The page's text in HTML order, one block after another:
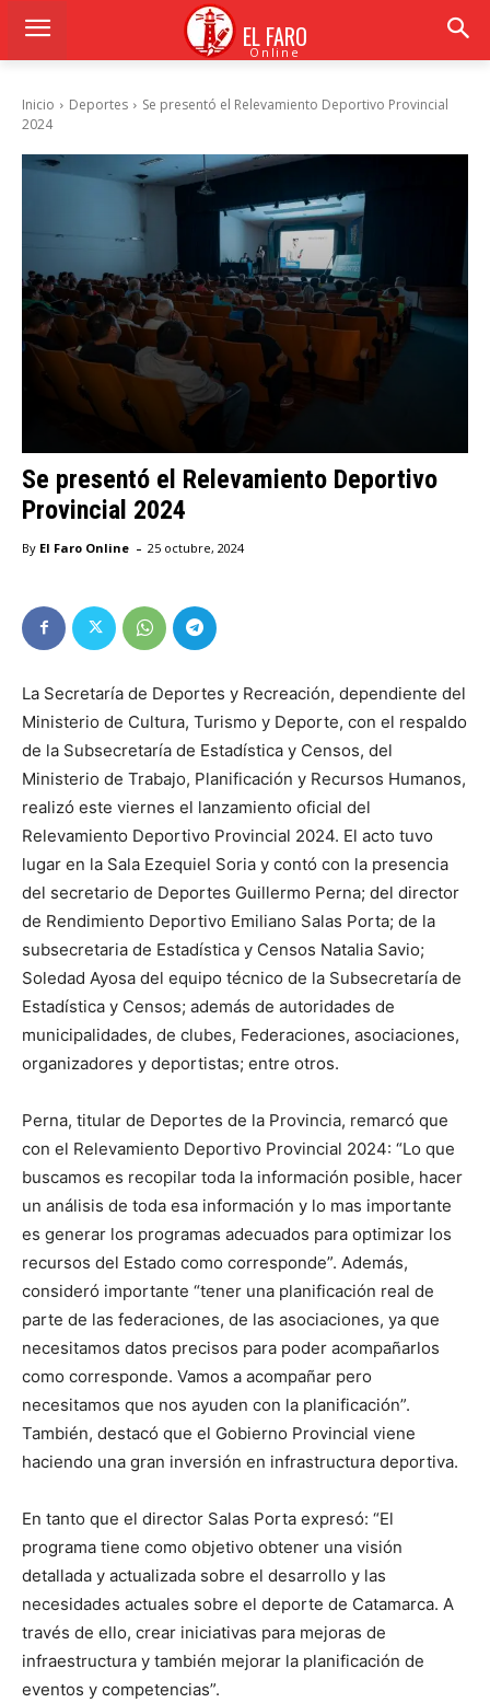
EL FARO
Online
Inicio Deportes
Se presentó el Relevamiento Deportivo Provincial
2024
Se presentó el Relevamiento Deportivo
Provincial 2024
By El Faro Online - 25 octubre, 2024
La Secretaría de Deportes y Recreación, dependiente del
Ministerio de Cultura, Turismo y Deporte, con el respaldo
de la Subsecretaría de Estadística y Censos, del
Ministerio de Trabajo, Planificación y Recursos Humanos,
realizó este viernes el lanzamiento oficial del
Relevamiento Deportivo Provincial 2024. El acto tuvo
lugar en la Sala Ezequiel Soria y contó con la presencia
del secretario de Deportes Guillermo Perna; del director
de Rendimiento Deportivo Emiliano Salas Porta; de la
subsecretaria de Estadística y Censos Natalia Savio;
Soledad Ayosa del equipo técnico de la Subsecretaría de
Estadística y Censos; además de autoridades de
municipalidades, de clubes, Federaciones, asociaciones,
organizadores y deportistas; entre otros.
Perna, titular de Deportes de la Provincia, remarcó que
con el Relevamiento Deportivo Provincial 2024: “Lo que
buscamos es recopilar toda la información posible, hacer
un análisis de toda esa información y lo mas importante
es generar los programas adecuados para optimizar los
recursos del Estado como corresponde”. Además,
consideró importante “tener una planificación real de
parte de las federaciones, de las asociaciones, ya que
necesitamos datos precisos para poder acompañarlos
como corresponde. Vamos a acompañar pero
necesitamos que nos ayuden con la planificación”.
También, destacó que el Gobierno Provincial viene
haciendo una gran inversión en infrastructura deportiva.
En tanto que el director Salas Porta expresó: “El
programa tiene como objetivo obtener una visión
detallada y actualizada sobre el desarrollo y las
necesidades actuales sobre el deporte de Catamarca. A
través de ello, crear iniciativas para mejoras de
infraestructura y también mejorar la planificación de
eventos y competencias”.